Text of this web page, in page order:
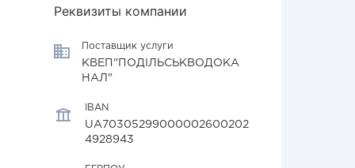
Реквизиты компании
Поставщик услуги
КВЕП"ПОДІЛЬСЬКВОДОКА
НАЛ"
IBAN
UA70305299000002600202
4928943